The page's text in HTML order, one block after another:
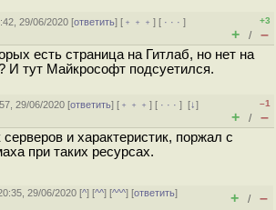
29/06/2020 [ответить] [ ﹢﹢﹢] [ · · ·]
+3
+ / –
есть страница на Гитлаб, но нет на
И тут Майкрософт подсуетился.
29/06/2020 [ответить] [ ﹢﹢﹢] [ · · ·][↓]
–1
+ / –
и характеристик, поржал с
при таких ресурсах.
29/06/2020 [^] [^^] [^^^] [ответить]
+ / –